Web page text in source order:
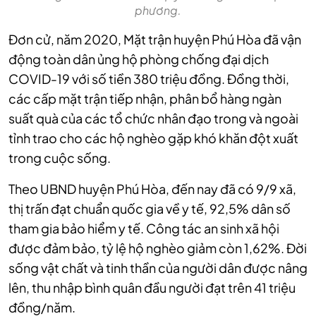
phương.
Đơn cử, năm 2020, Mặt trận huyện Phú Hòa đã vận
động toàn dân ủng hộ phòng chống đại dịch
COVID-19với số tiền 380 triệu đồng. Đồng thời,
các cấp mặt trận tiếp nhận, phân bổ hàng ngàn
suất quà của các tổ chức nhân đạo trong và ngoài
tỉnh trao cho các hộ nghèo gặp khó khăn đột xuất
trong cuộc sống.
Theo UBND huyện Phú Hòa, đến nay đã có 9/9 xã,
thị trấn đạt chuẩn quốc gia về y tế, 92,5% dân số
tham gia bảo hiểm y tế. Công tác an sinh xã hội
được đảm bảo, tỷ lệ hộ nghèo giảm còn 1,62%. Đời
sống vật chất và tinh thần của người dân được nâng
lên, thu nhập bình quân đầu người đạt trên 41 triệu
đồng/năm.